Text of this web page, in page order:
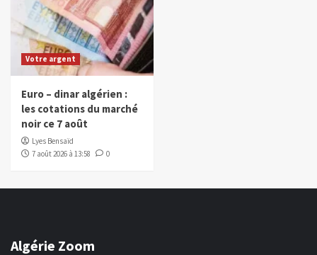
Votre argent
Euro – dinar algérien :
les cotations du marché
noir ce 7 août
Lyes Bensaïd
7 août 2026 à 13:58
0
Algérie Zoom